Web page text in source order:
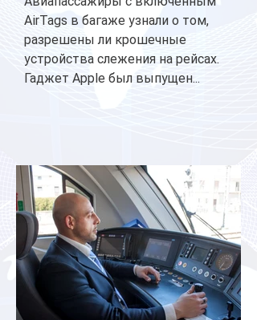
AirTags в багаже узнали о том,
разрешены ли крошечные
устройства слежения на рейсах.
Гаджет Apple был выпущен...